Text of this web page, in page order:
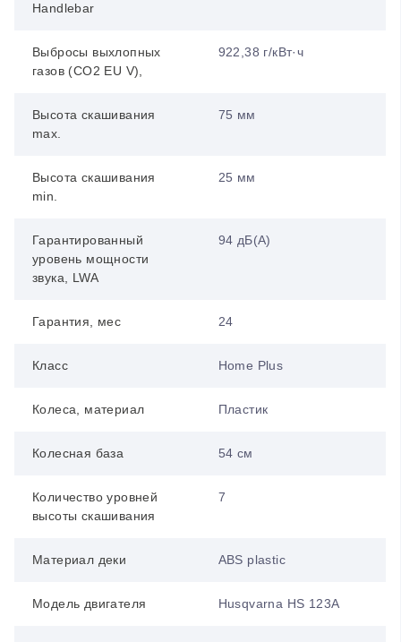
Handlebar
Выбросы выхлопных
газов (CO2 EU V),
922,38 г/кВт·ч
Высота скашивания
max.
75 мм
Высота скашивания
min.
25 мм
Гарантированный
уровень мощности
звука, LWA
94 дБ(А)
Гарантия, мес 24
Класс Home Plus
Колеса, материал Пластик
Колесная база 54 см
Количество уровней
высоты скашивания
7
Материал деки ABS plastic
Модель двигателя Husqvarna HS 123A